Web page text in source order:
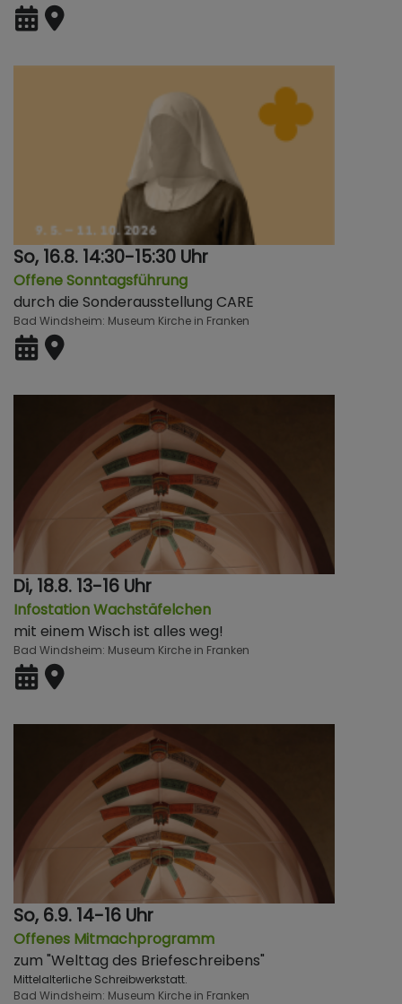
So, 16.8. 14:30-15:30 Uhr
Offene Sonntagsführung
durch die Sonderausstellung CARE
Bad Windsheim Museum Kirche in Franken
Di, 18.8. 13-16 Uhr
Infostation Wachstäfelchen
mit einem Wisch ist alles weg!
Bad Windsheim Museum Kirche in Franken
So, 6.9. 14-16 Uhr
Offenes Mitmachprogramm
zum "Welttag des Briefeschreibens"
Mittelalterliche Schreibwerkstatt.
Bad Windsheim Museum Kirche in Franken